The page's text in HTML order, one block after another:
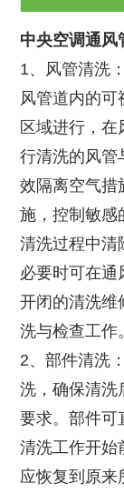
中央空调通风
1、风管清洗
风管道内的可
区域进行，
行清洗的风管
效隔离空气措
施，控制敏感
清洗过程中清
必要时可在通
开闭的清洗维
洗与检查工作。
2、部件清洗
洗，确保清洗
要求。部件可
清洗工作开始
应恢复到原来